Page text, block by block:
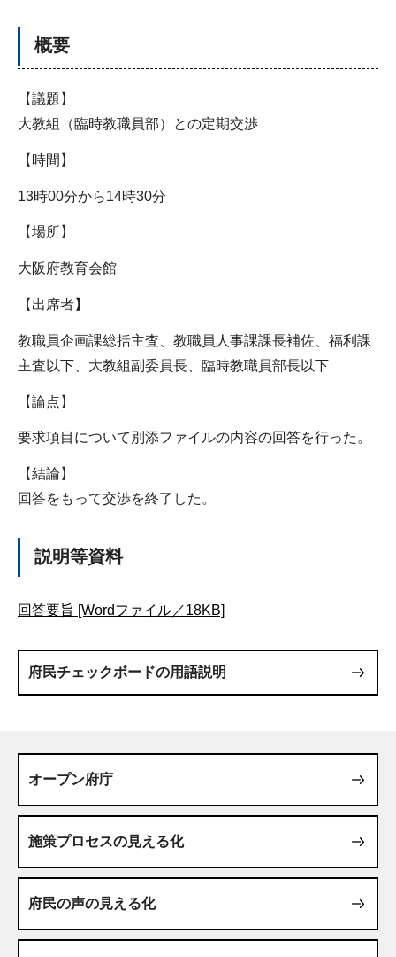
概要
【議題】
大教組（臨時教職員部）との定期交渉
【時間】
13時00分から14時30分
【場所】
大阪府教育会館
【出席者】
教職員企画課総括主査、教職員人事課課長補佐、福利課
主査以下、大教組副委員長、臨時教職員部長以下
【論点】
要求項目について別添ファイルの内容の回答を行った。
【結論】
回答をもって交渉を終了した。
説明等資料
回答要旨 [Wordファイル／18KB]
府民チェックボードの用語説明
オープン府庁
施策プロセスの見える化
府民の声の見える化